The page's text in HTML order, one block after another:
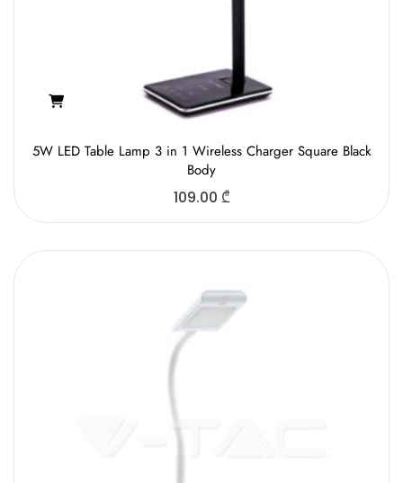
5W LED Table Lamp 3 in 1 Wireless Charger Square Black
Body
109.00 ₾